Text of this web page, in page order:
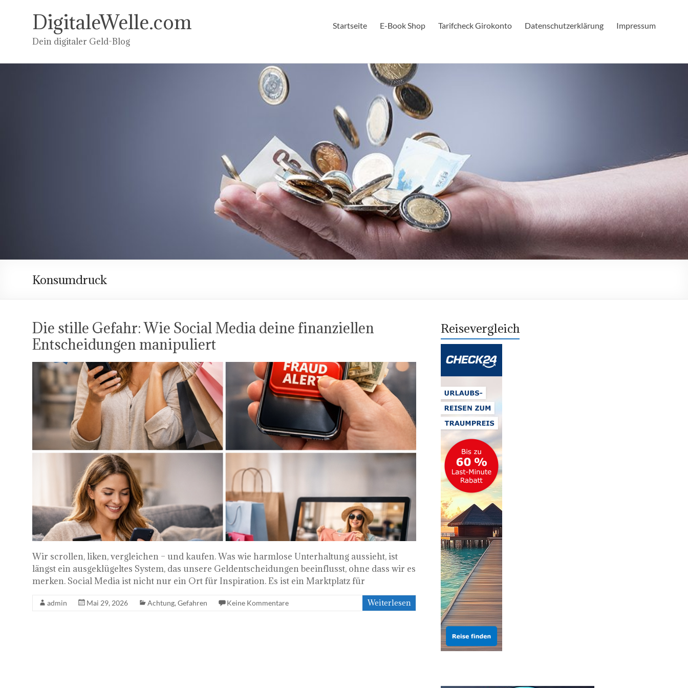
DigitaleWelle.com
Dein digitaler Geld-Blog
Startseite E-Book Shop Tarifcheck Girokonto Datenschutzerklärung Impressum
Konsumdruck
Die stille Gefahr: Wie Social Media deine finanziellen
Entscheidungen manipuliert
Wir scrollen, liken, vergleichen – und kaufen. Was wie harmlose Unterhaltung aussieht, ist
längst ein ausgeklügeltes System, das unsere Geldentscheidungen beeinflusst, ohne dass wir es
merken. Social Media ist nicht nur ein Ort für Inspiration. Es ist ein Marktplatz für
admin Mai 29, 2026 Achtung, Gefahren Keine Kommentare Weiterlesen
Reisevergleich